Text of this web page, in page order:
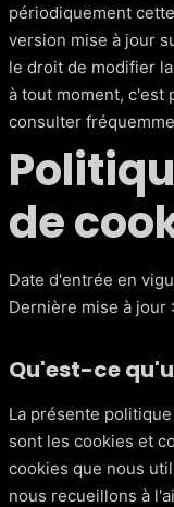
périodiquement
version mise à jour
le droit de modifier
à tout moment, c'est
consulter
de
Date d'entrée en
Dernière mise à jour
Qu'est-ce
La présente
sont les cookies et
cookies que nous
nous recueillons à